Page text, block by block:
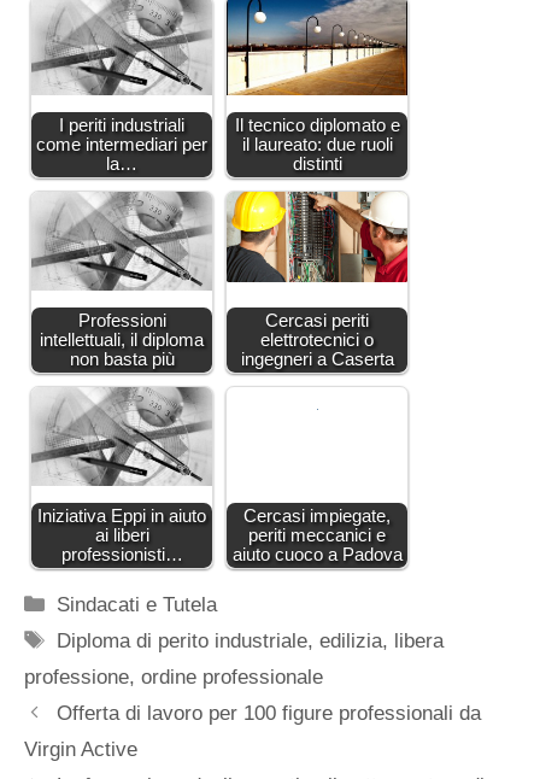
I periti industriali
come intermediari per
la…
Il tecnico diplomato e
il laureato: due ruoli
distinti
Professioni
intellettuali, il diploma
non basta più
Cercasi periti
elettrotecnici o
ingegneri a Caserta
Iniziativa Eppi in aiuto
ai liberi
professionisti…
Cercasi impiegate,
periti meccanici e
aiuto cuoco a Padova
Categorie
Sindacati e Tutela
Tag
Diploma di perito industriale,edilizia, libera
professione, ordine professionale
Offerta di lavoro per 100 figure professionali da
Virgin Active